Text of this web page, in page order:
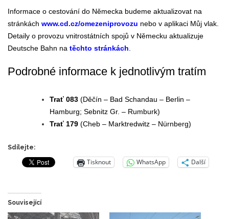
Informace o cestování do Německa budeme aktualizovat na
stránkách www.cd.cz/omezeniprovozu nebo v aplikaci Můj vlak.
Detaily o provozu vnitrostátních spojů v Německu aktualizuje
Deutsche Bahn na těchto stránkách
Podrobné informace k jednotlivým tratím
Trať 083 (Děčín – Bad Schandau – Berlin –
Hamburg; Sebnitz Gr. – Rumburk)
Trať 179 (Cheb – Marktredwitz – Nürnberg)
Sdílejte:
Tisknout WhatsApp Další
Související